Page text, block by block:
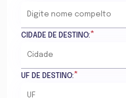
CIDADE DE DESTINO:*
UF DE DESTINO:*